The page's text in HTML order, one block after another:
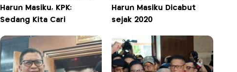
Harun Masiku, KPK:
Sedang Kita Cari
Harun Masiku Dicabut
sejak 2020